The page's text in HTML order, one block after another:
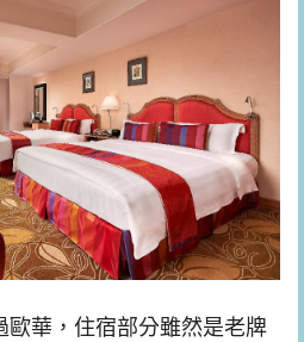
華，住宿部分雖然是老牌